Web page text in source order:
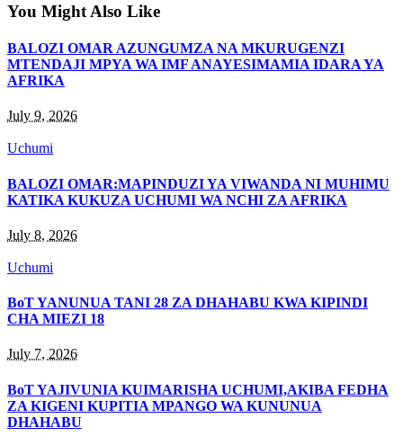
You Might Also Like
BALOZI OMAR AZUNGUMZA NA MKURUGENZI
MTENDAJI MPYA WA IMF ANAYESIMAMIA IDARA YA
AFRIKA
July 9, 2026
Uchumi
BALOZI OMAR:MAPINDUZI YA VIWANDA NI MUHIMU
KATIKA KUKUZA UCHUMI WA NCHI ZA AFRIKA
July 8, 2026
Uchumi
BoT YANUNUA TANI 28 ZA DHAHABU KWA KIPINDI
CHA MIEZI 18
July 7, 2026
BoT YAJIVUNIA KUIMARISHA UCHUMI,AKIBA FEDHA
ZA KIGENI KUPITIA MPANGO WA KUNUNUA
DHAHABU